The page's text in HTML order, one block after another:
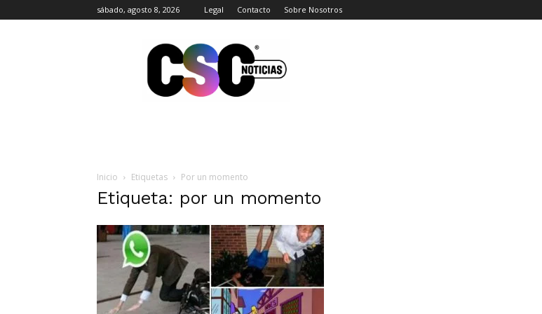
sábado, agosto 8, 2026 Legal Contacto Sobre Nosotros
Noticias
Inicio Etiquetas Por un momento
Etiqueta: por un momento